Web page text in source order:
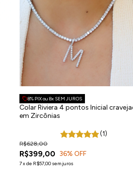
8% PIX ou 8x SEM JUROS
Colar Riviera 4 pontos Inicial
em Zircônias
(1)
R$399,00
R$628,00
36% OFF
7xde R$57,00 sem juros